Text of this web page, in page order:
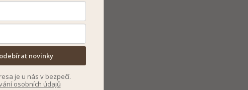
novinky
je u nás v bezpečí.
osobních údajů